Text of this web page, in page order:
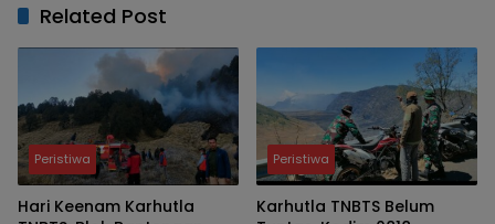
Related Post
Peristiwa
Hari Keenam Karhutla
Peristiwa
Karhutla TNBTS Belum